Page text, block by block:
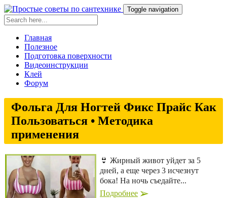
Toggle navigation
Главная
Полезное
Подготовка поверхности
Видеоинструкции
Клей
Форум
Фольга Для Ногтей Фикс Прайс Как
Пользоваться • Методика
применения
👙 Жирный живот уйдет за 5
дней, а еще через 3 исчезнут
бока! На ночь съедайте...
Подробнее